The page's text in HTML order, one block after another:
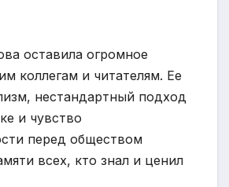
оставила огромное
коллегам и читателям. Ее
нестандартный подход
и чувство
перед обществом
всех, кто знал и ценил